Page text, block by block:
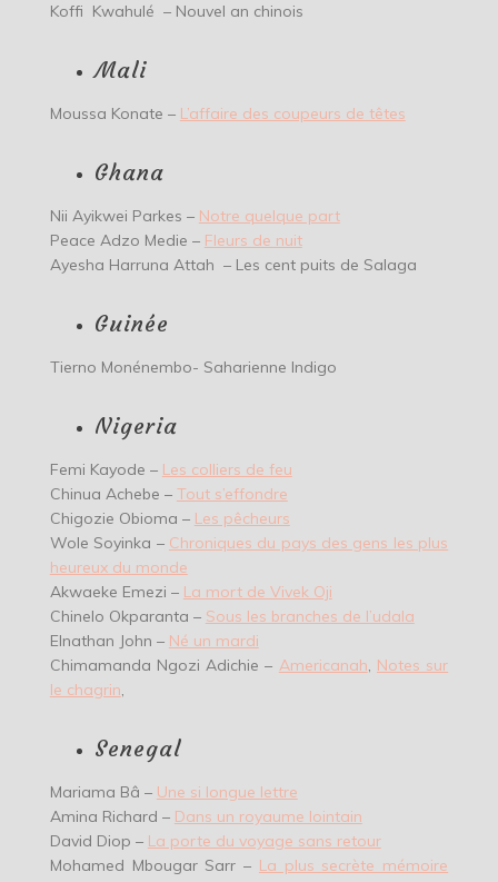
Koffi Kwahulé – Nouvel an chinois
Mali
Moussa Konate – L’affaire des coupeurs de têtes
Ghana
Nii Ayikwei Parkes – Notre quelque part
Peace Adzo Medie – Fleurs de nuit
Ayesha Harruna Attah – Les cent puits de Salaga
Guinée
Tierno Monénembo- Saharienne Indigo
Nigeria
Femi Kayode – Les colliers de feu
Chinua Achebe – Tout s’effondre
Chigozie Obioma – Les pêcheurs
Wole Soyinka – Chroniques du pays des gens les plus
heureux du monde
Akwaeke Emezi – La mort de Vivek Oji
Chinelo Okparanta – Sous les branches de l’udala
Elnathan John – Né un mardi
Chimamanda Ngozi Adichie – Americanah Notes sur
le chagrin
Senegal
Mariama Bâ – Une si longue lettre
Amina Richard – Dans un royaume lointain
David Diop – La porte du voyage sans retour
Mohamed Mbougar Sarr – La plus secrète mémoire